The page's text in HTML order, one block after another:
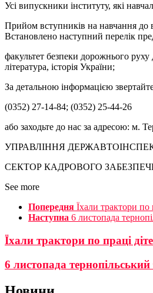
Усі випускники інституту, які
Прийом вступників на навчання до
Встановлено наступний перелік
факультет безпеки дорожнього
література, історія України;
За детальною інформацією
(0352) 27-14-84; (0352) 25-44-26
або заходьте до нас за адресою: м.
УПРАВЛІННЯ
СЕКТОР КАДРОВОГО
See more
Попередня Їхали трактори по
Наступна 6 листопада
Їхали трактори по праці
6 листопада